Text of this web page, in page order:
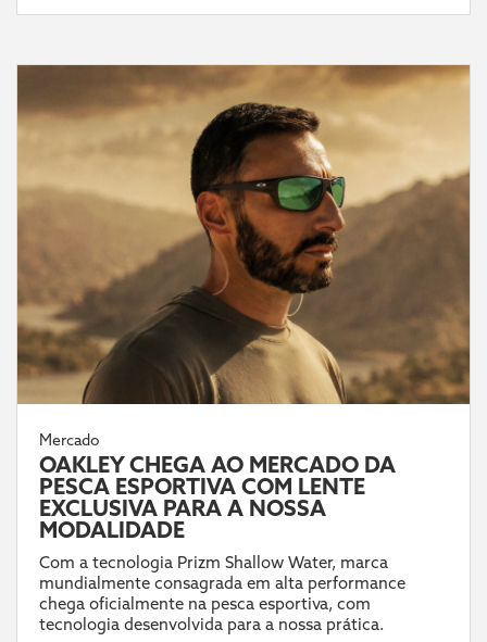
Mercado
OAKLEY CHEGA AO MERCADO DA
PESCA ESPORTIVA COM LENTE
EXCLUSIVA PARA A NOSSA
MODALIDADE
Com a tecnologia Prizm Shallow Water, marca
mundialmente consagrada em alta performance
chega oficialmente na pesca esportiva, com
tecnologia desenvolvida para a nossa prática.